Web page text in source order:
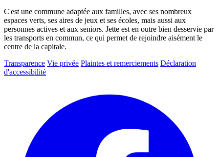
C'est une commune adaptée aux familles, avec ses nombreux
espaces verts, ses aires de jeux et ses écoles, mais aussi aux
personnes actives et aux seniors. Jette est en outre bien desservie par
les transports en commun, ce qui permet de rejoindre aisément le
centre de la capitale.
Transparence Vie privée Plaintes et remerciements Déclaration
d'accessibilité